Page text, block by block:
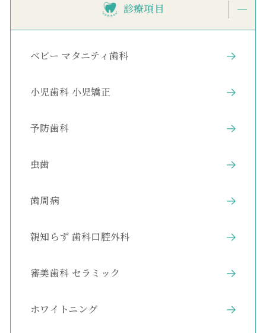
診療項目
ベビー マタニティ歯科
小児歯科 小児矯正
予防歯科
虫歯
歯周病
親知らず 歯科口腔外科
審美歯科 セラミック
ホワイトニング